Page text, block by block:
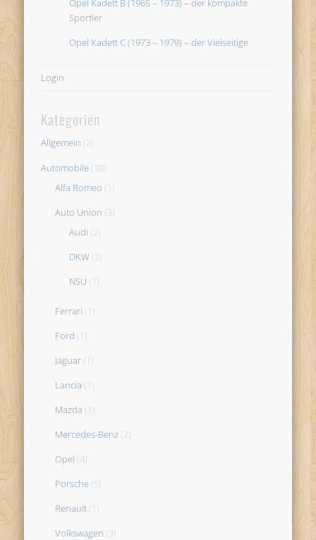
Opel Kadett B (1965 – 1973) – der kompakte
Sportler
Opel Kadett C (1973 – 1979) – der Vielseitige
Login
Kategorien
Allgemein (2)
Automobile (30)
Alfa Romeo (1)
Auto Union (3)
Audi (2)
DKW (2)
NSU (1)
Ferrari (1)
Ford (1)
Jaguar (1)
Lancia (1)
Mazda (1)
Mercedes-Benz (2)
Opel (4)
Porsche (5)
Renault (1)
Volkswagen (3)